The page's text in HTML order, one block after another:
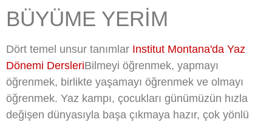
BÜYÜME YERIM
Dört temel unsur tanımlar Institut Montana'da Yaz
Dönemi DersleriBilmeyi öğrenmek, yapmayı
öğrenmek, birlikte yaşamayı öğrenmek ve olmayı
öğrenmek. Yaz kampı, çocukları günümüzün hızla
değişen dünyasıyla başa çıkmaya hazır, çok yönlü